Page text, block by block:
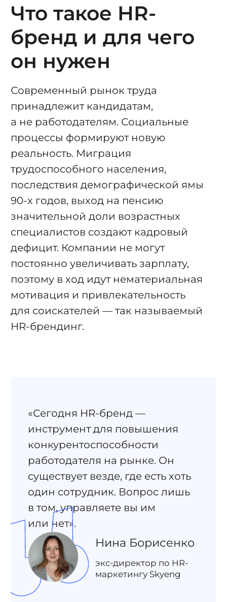
Что такое HR-
бренд и для чего
он нужен
Современный рынок труда
принадлежит кандидатам,
а не работодателям. Социальные
процессы формируют новую
реальность. Миграция
трудоспособного населения,
последствия демографической ямы
90-х годов, выход на пенсию
значительной доли возрастных
специалистов создают кадровый
дефицит. Компании не могут
постоянно увеличивать зарплату,
поэтому в ход идут нематериальная
мотивация и привлекательность
для соискателей — так называемый
HR-брендинг.
«Сегодня HR-бренд —
инструмент для повышения
конкурентоспособности
работодателя на рынке. Он
существует везде, где есть хоть
один сотрудник. Вопрос лишь
в том, управляете вы им
или нет».
Нина Борисенко
экс-директор по HR-
маркетингу Skyeng